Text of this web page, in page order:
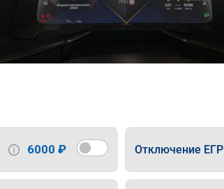
6000 ₽ Отключение ЕГР